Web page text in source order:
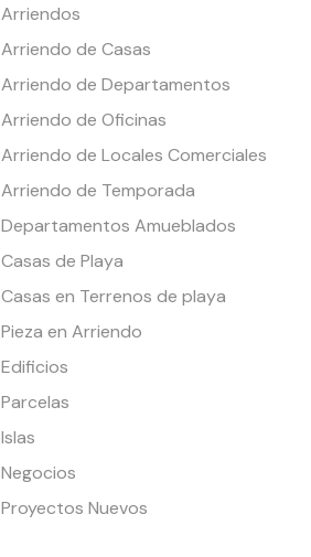
Arriendos
Arriendo de Casas
Arriendo de Departamentos
Arriendo de Oficinas
Arriendo de Locales Comerciales
Arriendo de Temporada
Departamentos Amueblados
Casas de Playa
Casas en Terrenos de playa
Pieza en Arriendo
Edificios
Parcelas
Islas
Negocios
Proyectos Nuevos